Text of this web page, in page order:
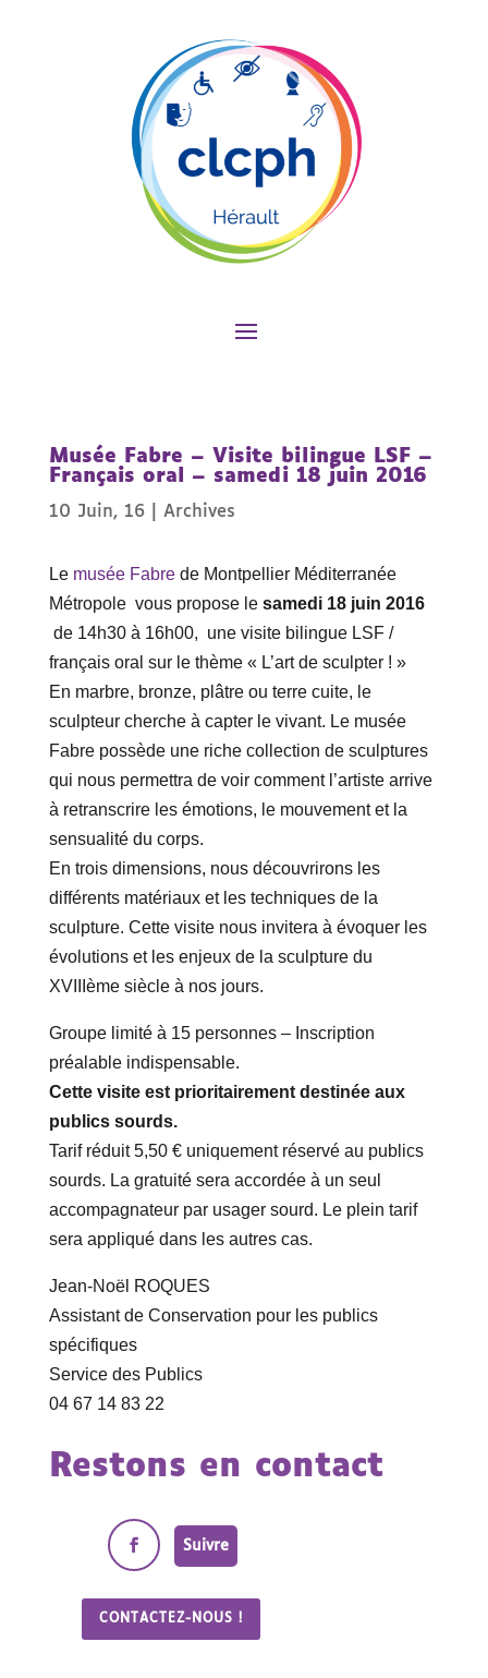
Musée Fabre – Visite bilingue LSF –
Français oral – samedi 18 juin 2016
10 Juin, 16| Archives
Le musée Fabrede Montpellier Méditerranée
Métropole vous propose le samedi 18 juin 2016
de 14h30 à 16h00, une visite bilingue LSF /
français oral sur le thème « L’art de sculpter ! »
En marbre, bronze, plâtre ou terre cuite, le
sculpteur cherche à capter le vivant. Le musée
Fabre possède une riche collection de sculptures
qui nous permettra de voir comment l’artiste arrive
à retranscrire les émotions, le mouvement et la
sensualité du corps.
En trois dimensions, nous découvrirons les
différents matériaux et les techniques de la
sculpture. Cette visite nous invitera à évoquer les
évolutions et les enjeux de la sculpture du
XVIIIème siècle à nos jours.
Groupe limité à 15 personnes – Inscription
préalable indispensable.
Cette visite est prioritairement destinée aux
publics sourds.
Tarif réduit 5,50 € uniquement réservé au publics
sourds. La gratuité sera accordée à un seul
accompagnateur par usager sourd. Le plein tarif
sera appliqué dans les autres cas.
Jean-Noël ROQUES
Assistant de Conservation pour les publics
spécifiques
Service des Publics
04 67 14 83 22
Restons en contact
Suivre
CONTACTEZ-NOUS !